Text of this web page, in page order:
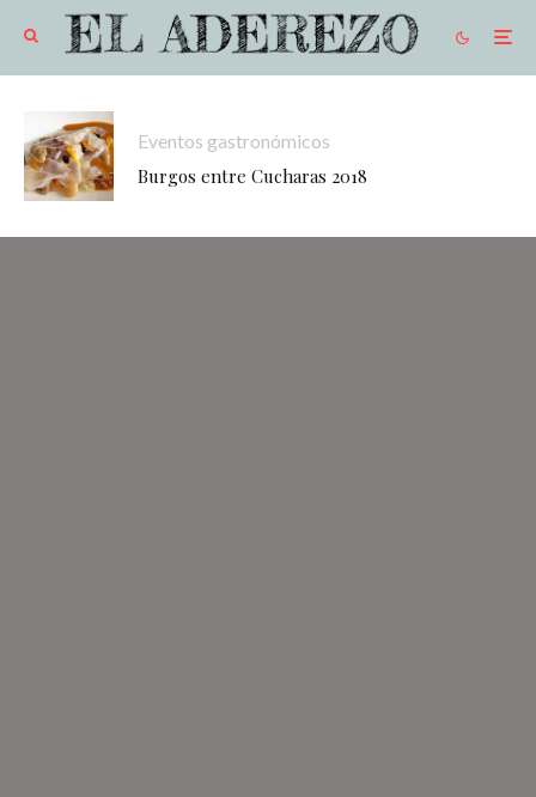
Eventos gastronómicos
Burgos entre Cucharas 2018